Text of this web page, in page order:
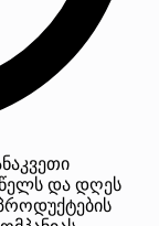
და დღეს